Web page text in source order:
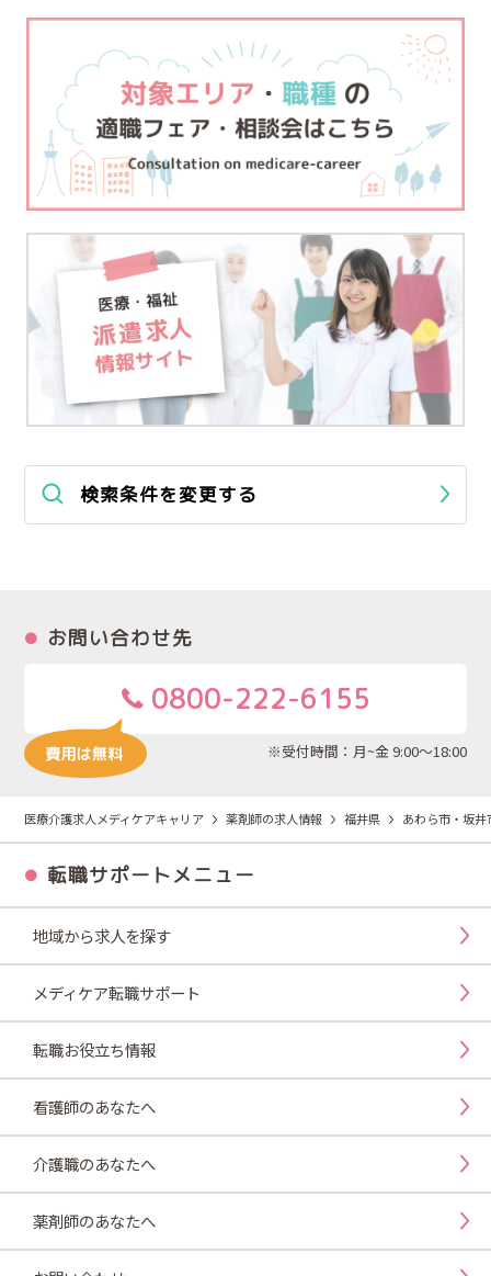
検索条件を変更する
お問い合わせ先
0800-222-6155
※受付時間：月~金 9:00～18:00
医療介護求人メディケアキャリア 薬剤師の求人情報 福井県 あわら市・坂井
転職サポートメニュー
地域から求人を探す
メディケア転職サポート
転職お役立ち情報
看護師のあなたへ
介護職のあなたへ
薬剤師のあなたへ